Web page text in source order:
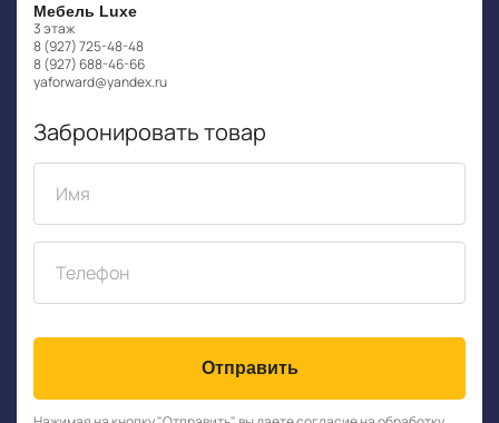
Мебель Luxe
3 этаж
8 (927) 725-48-48
8 (927) 688-46-66
yaforward@yandex.ru
Забронировать товар
Отправить